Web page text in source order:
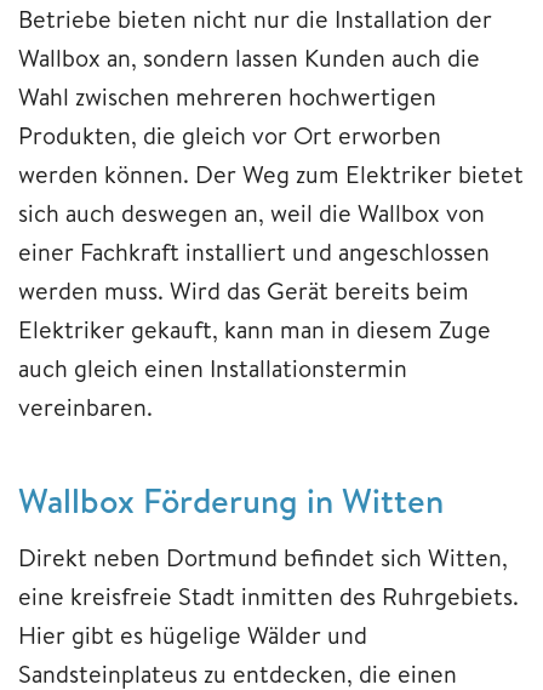
Betriebe bieten nicht nur die Installation der
Wallbox an, sondern lassen Kunden auch die
Wahl zwischen mehreren hochwertigen
Produkten, die gleich vor Ort erworben
werden können. Der Weg zum Elektriker bietet
sich auch deswegen an, weil die Wallbox von
einer Fachkraft installiert und angeschlossen
werden muss. Wird das Gerät bereits beim
Elektriker gekauft, kann man in diesem Zuge
auch gleich einen Installationstermin
vereinbaren.
Wallbox Förderung in Witten
Direkt neben Dortmund befindet sich Witten,
eine kreisfreie Stadt inmitten des Ruhrgebiets.
Hier gibt es hügelige Wälder und
Sandsteinplateus zu entdecken, die einen